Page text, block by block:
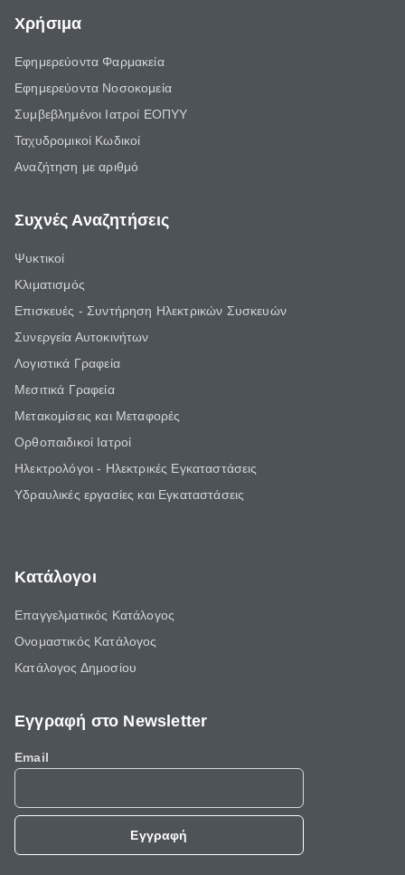
Χρήσιμα
Εφημερεύοντα Φαρμακεία
Εφημερεύοντα Νοσοκομεία
Συμβεβλημένοι Ιατροί ΕΟΠΥΥ
Ταχυδρομικοί Κωδικοί
Αναζήτηση με αριθμό
Συχνές Αναζητήσεις
Ψυκτικοί
Κλιματισμός
Επισκευές - Συντήρηση Ηλεκτρικών Συσκευών
Συνεργεία Αυτοκινήτων
Λογιστικά Γραφεία
Μεσιτικά Γραφεία
Μετακομίσεις και Μεταφορές
Ορθοπαιδικοί Ιατροί
Ηλεκτρολόγοι - Ηλεκτρικές Εγκαταστάσεις
Υδραυλικές εργασίες και Εγκαταστάσεις
Κατάλογοι
Επαγγελματικός Κατάλογος
Ονομαστικός Κατάλογος
Κατάλογος Δημοσίου
Εγγραφή στο Newsletter
Email
Εγγραφή